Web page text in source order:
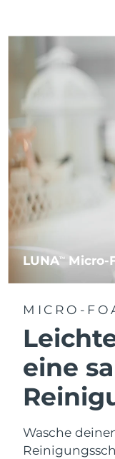
LUNATM Micro-
MICRO-
eine
Wasche